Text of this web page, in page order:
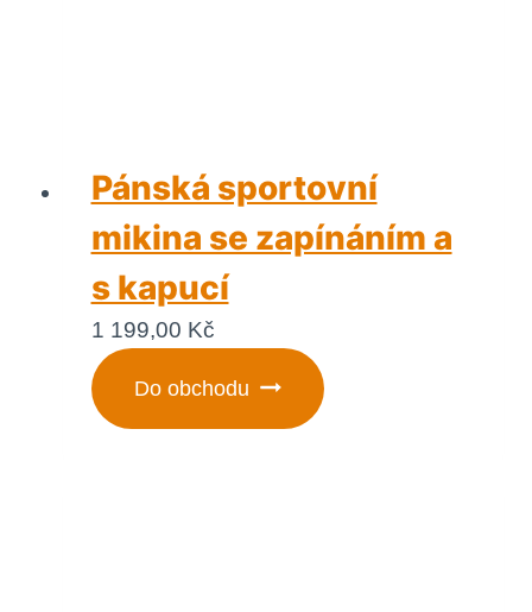
Pánská sportovní
mikina se zapínáním a
s kapucí
1 199,00 Kč
Do obchodu